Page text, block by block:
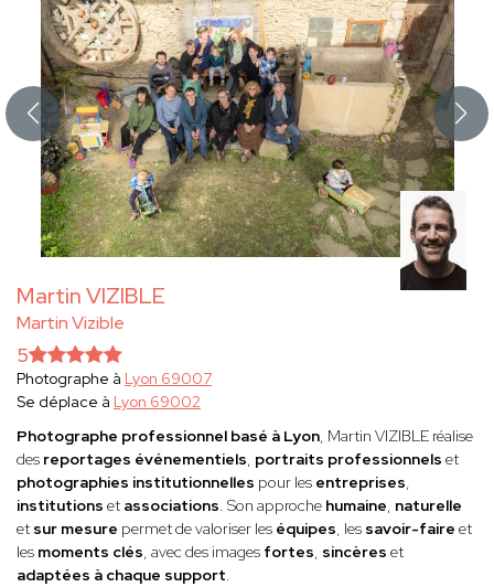
Martin VIZIBLE
Martin Vizible
5
Photographe à Lyon 69007
Se déplace à Lyon 69002
Photographe professionnel basé à Lyon, Martin VIZIBLE réalise
des reportages événementiels, portraits professionnels et
photographies institutionnelles pour les entreprises,
institutions et associations. Son approche humaine, naturelle
et sur mesure permet de valoriser les équipes, les savoir-faire et
les moments clés, avec des images fortes, sincères et
adaptées à chaque support.